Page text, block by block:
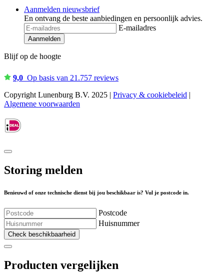
Aanmelden nieuwsbrief
En ontvang de beste aanbiedingen en persoonlijk advies.
E-mailadres
Aanmelden
Blijf op de hoogte
9,0 Op basis van 21.757 reviews
Copyright Lunenburg B.V. 2025 | Privacy & cookiebeleid |
Algemene voorwaarden
Storing melden
Benieuwd of onze technische dienst bij jou beschikbaar is? Vul je postcode in.
Postcode
Huisnummer
Check beschikbaarheid
Producten vergelijken